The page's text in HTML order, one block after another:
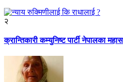
२
क्रान्तिकारी कम्युनिष्ट पार्टी नेपालका